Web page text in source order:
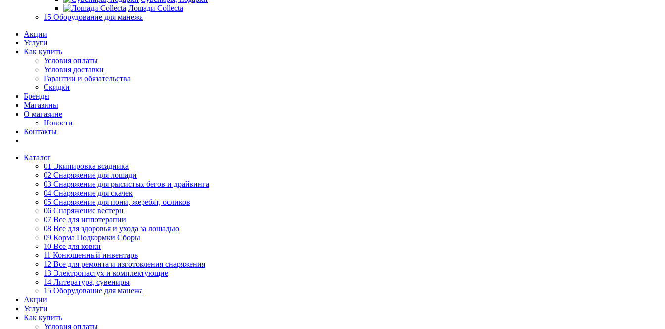
Лошади Collecta
15 Оборудование для манежа
Акции
Услуги
Как купить
Условия оплаты
Условия доставки
Гарантии и обязательства
Скидки
Бренды
Магазины
О магазине
Новости
Контакты
Каталог
01 Экипировка всадника
02 Снаряжение для лошади
03 Снаряжение для рысистых бегов и драйвинга
04 Снаряжение для скачек
05 Снаряжение для пони, жеребят, осликов
06 Снаряжение вестерн
07 Все для иппотерапии
08 Все для здоровья и ухода за лошадью
09 Корма Подкормки Сборы
10 Все для ковки
11 Конюшенный инвентарь
12 Все для ремонта и изготовления снаряжения
13 Электропастух и комплектующие
14 Литература, сувениры
15 Оборудование для манежа
Акции
Услуги
Как купить
Условия оплаты